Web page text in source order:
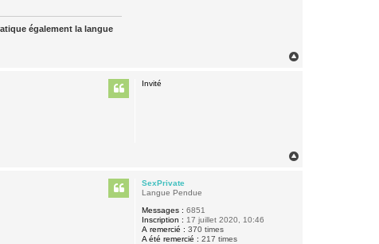
également la langue
Invité
SexPrivate
Langue Pendue
Messages : 6851
Inscription : 17 juillet 2020, 10:46
A remercié : 370 times
A été remercié : 217 times